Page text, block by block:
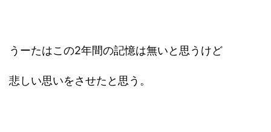
うーたはこの2年間の記憶は無いと思うけど
悲しい思いをさせたと思う。